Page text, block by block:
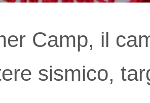
Camp, il
sismico,